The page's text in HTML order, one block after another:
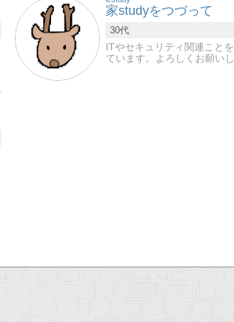
家studyをつづって
30代
ITやセキュリティ関連こと
ています。よろしくお願いし